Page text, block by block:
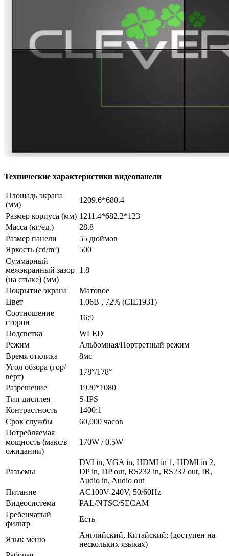
Технические характеристики видеопанели
Площадь экрана
(мм)
1209.6*680.4
Размер корпуса (мм) 1211.4*682.2*123
Масса (кг/ед.)
28.8
Размер панели
55 дюймов
Яркость (cd/m²)
500
Суммарный
межэкранный зазор
(на стыке) (мм)
1.8
Покрытие экрана
Матовое
Цвет
1.06B , 72% (CIE1931)
Соотношение
сторон
16:9
Подсветка
WLED
Режим
Альбомная/Портретный режим
Время отклика
8мс
Угол обзора (гор/
верт)
178°/178°
Разрешение
1920*1080
Тип дисплея
S-IPS
Контрастность
1400:1
Срок службы
60,000 часов
Потребляемая
мощность (макс/в
ожидании)
170W / 0.5W
Разъемы
DVI in, VGA in, HDMI in 1, HDMI in 2,
DP in, DP out, RS232 in, RS232 out, IR,
Audio in, Audio out
Питание
AC100V-240V, 50/60Hz
Видеосистема
PAL/NTSC/SECAM
Гребенчатый
фильтр
Есть
Язык меню
Английский, Китайский; (доступен на
нескольких языках)